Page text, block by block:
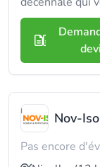
Nov-
Pas encore